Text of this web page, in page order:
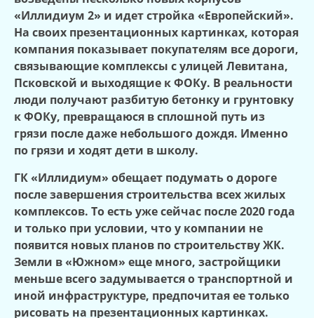
«Иллидиум 2» и идет стройка «Европейский».
На своих презентационных картинках, которая
компания показывает покупателям все дороги,
связывающие комплексы с улицей Левитана,
Псковской и выходящие к ФОКу. В реальности
люди получают разбитую бетонку и грунтовку
к ФОКу, превращаюся в сплошной путь из
грязи после даже небольшого дождя. Именно
по грязи и ходят дети в школу.
ГК «Иллидиум» обещает подумать о дороге
после завершения строительства всех жилых
комплексов. То есть уже сейчас после 2020 года
и только при условии, что у компании не
появится новых планов по строительству ЖК.
Земли в «Южном» еще много, застройщики
меньше всего задумывается о транспортной и
иной инфраструктуре, предпочитая ее только
рисовать на презентационных картинках.